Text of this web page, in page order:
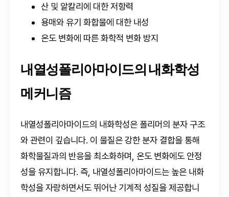
산 및 알칼리에 대한 저항력
용매와 유기 화합물에 대한 내성
온도 변화에 따른 화학적 변화 방지
내열성폴리아마이드의 내화학성
메커니즘
내열성폴리아마이드의 내화학성은 폴리머의 분자 구조
와 관련이 깊습니다. 이 물질은 강한 분자 결합을 통해
화학물질과의 반응을 최소화하며, 온도 변화에도 안정
성을 유지합니다. 즉, 내열성폴리아마이드는 높은 내화
학성을 자랑하면서도 뛰어난 기계적 성질을 제공합니